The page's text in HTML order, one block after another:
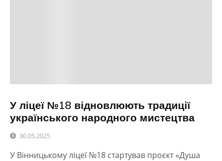
У ліцеї №18 відновлюють традиції
українського народного мистецтва
30.05.2025
У Вінницькому ліцеї №18 стартував проєкт «Душа